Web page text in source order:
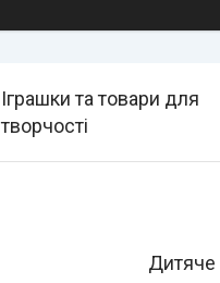
Іграшки та товари для
творчості
Дитяче